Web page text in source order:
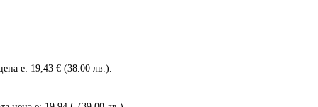
е: 19,43 € (38.00 лв.).